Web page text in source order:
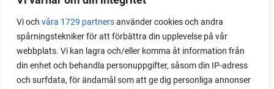
Vi och våra 1729 partnersanvänder cookies och andra
spårningstekniker för att förbättra din upplevelse på vår
webbplats. Vi kan lagra och/eller komma åt information från
din enhet och behandla personuppgifter, såsom din IP-adress
och surfdata, för ändamål som att ge dig personliga annonser